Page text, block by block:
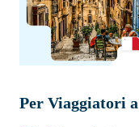
Per Viaggiatori